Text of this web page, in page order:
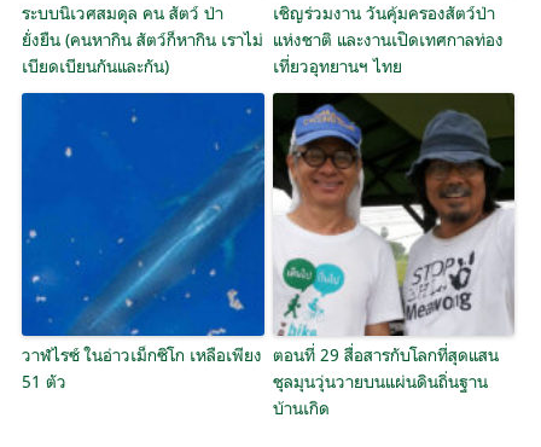
ระบบนิเวศสมดุล คน สัตว์ ป่า
ยั่งยืน (คนหากิน สัตว์ก็หากิน เราไม่
เบียดเบียนกันและกัน)
เชิญร่วมงาน วันคุ้มครองสัตว์ป่า
แห่งชาติ และงานเปิดเทศกาลท่อง
เที่ยวอุทยานฯ ไทย
วาฬไรซ์ ในอ่าวเม็กซิโก เหลือเพียง
51 ตัว
ตอนที่ 29 สื่อสารกับโลกที่สุดแสน
ชุลมุนวุ่นวายบนแผ่นดินถิ่นฐาน
บ้านเกิด